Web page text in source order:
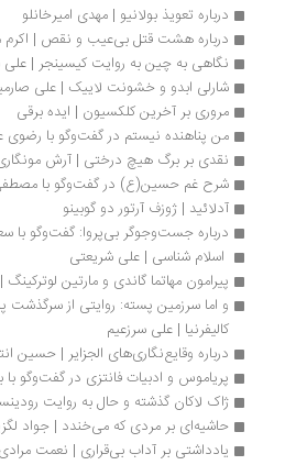
درباره تعویذ بولانیو | مهدی امیرخانلو
درباره هشت قتل بی‌عیب و نقص | اکرم موسوی
نگاهی به چین به روایت کیسینجر | علی سرزعیم
شارلی ابدو و خشونت لاییک | علی صارمیان
مروری بر آخرین کلکسیون | ایده برقی
من پناهنده نیستم در گفت‌وگو با رضوی عاشور
نقدی بر برگ هیچ درختی | آرش مونگاری
شرح غم حسین(ع) در گفت‌وگو با مصطفی
آدلائید | ژوزف آرتور دو گوبینو
درباره جست‌وجوگر بی‌پروا: گفت‌وگو با سعید
اسلام شناسی | علی شریعتی
پیرامون مهاتما گاندی و مارتین لوترکینگ |
کالیفرنیا | علی سرزعیم
درباره وقایع‌نگاری‌های الجزایر | حسین انتظامی
پریاموس و ادبیات فانتزی در گفت‌وگو با بهاره‌
ژاک لاکان گذشته و حال به روایت رودینسکو و
حاشیه‌ای بر مردی که می‌خندد | جواد لگزیان
یادداشتی بر آداب بی‌قراری | نعمت مرادی